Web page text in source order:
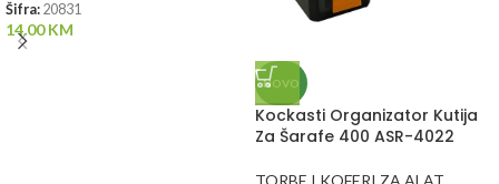
Šifra: 20831
14.00KM
NOVO
Kockasti Organizator Kutija
Za Šarafe 400 ASR-4022
TORBE I KOFERI ZA ALAT